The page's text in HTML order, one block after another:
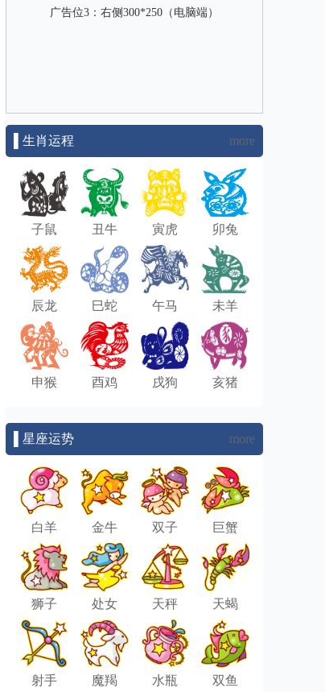
广告位3：右侧300*250（电脑端）
▌生肖运程 more
子鼠 丑牛 寅虎 卯兔
辰龙 巳蛇 午马 未羊
申猴 酉鸡 戌狗 亥猪
▌星座运势 more
白羊 金牛 双子 巨蟹
狮子 处女 天秤 天蝎
射手 魔羯 水瓶 双鱼